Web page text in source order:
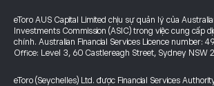
eToro AUS Capital Limited chịu sự quản lý của
Investments Commission (ASIC) trong việc cung cấp
chính. Australian Financial Services Licence number:
Office: Level 3, 60 Castlereagh Street, Sydney NSW
eToro (Seychelles) Ltd. được Financial Services